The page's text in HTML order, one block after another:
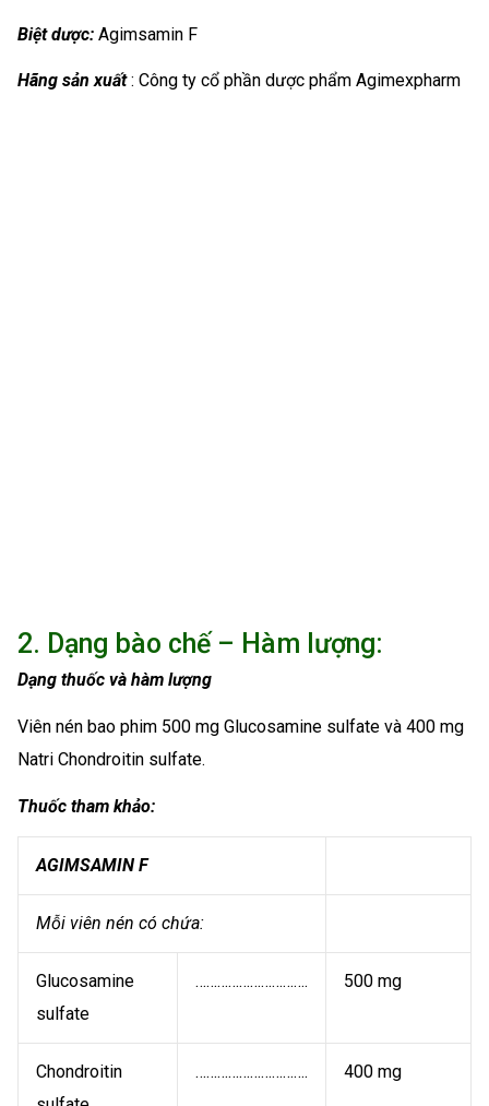
Biệt dược: Agimsamin F
Hãng sản xuất: Công ty cổ phần dược phẩm Agimexpharm
2. Dạng bào chế – Hàm lượng:
Dạng thuốc và hàm lượng
Viên nén bao phim 500 mg Glucosamine sulfate và 400 mg
Natri Chondroitin sulfate.
Thuốc tham khảo:
AGIMSAMIN F
Mỗi viên nén có chứa:
Glucosamine
sulfate
…………………………. 500 mg
Chondroitin
…………………………. 400 mg